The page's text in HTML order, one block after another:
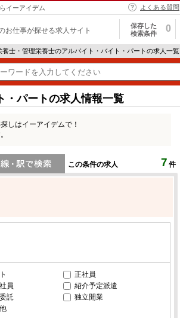
イーアイデム よくある質問
お仕事が探せる求人サイト
保存した
検索条件
0
養士・管理栄養士のアルバイト・バイト・パートの求人一覧
・パートの求人情報一覧
しはイーアイデムで！
この条件の求人 7 件
正社員
員
紹介予定派遣
託
独立開業